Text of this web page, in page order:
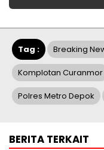
Tag : Breaking
Komplotan Curanmor
Polres Metro Depok
BERITA TERKAIT